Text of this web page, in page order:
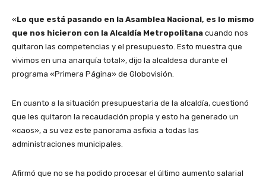
«Lo que está pasando en la Asamblea Nacional, es lo mismo
que nos hicieron con la Alcaldía Metropolitana cuando nos
quitaron las competencias y el presupuesto. Esto muestra que
vivimos en una anarquía total», dijo la alcaldesa durante el
programa «Primera Página» de Globovisión.
En cuanto a la situación presupuestaria de la alcaldía, cuestionó
que les quitaron la recaudación propia y esto ha generado un
«caos», a su vez este panorama asfixia a todas las
administraciones municipales.
Afirmó que no se ha podido procesar el último aumento salarial